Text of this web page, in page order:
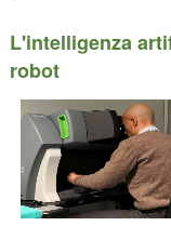
L'intelligenza
robot